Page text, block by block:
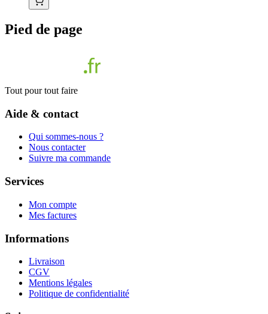
Pied de page
Tout pour tout faire
Aide & contact
Qui sommes-nous ?
Nous contacter
Suivre ma commande
Services
Mon compte
Mes factures
Informations
Livraison
CGV
Mentions légales
Politique de confidentialité